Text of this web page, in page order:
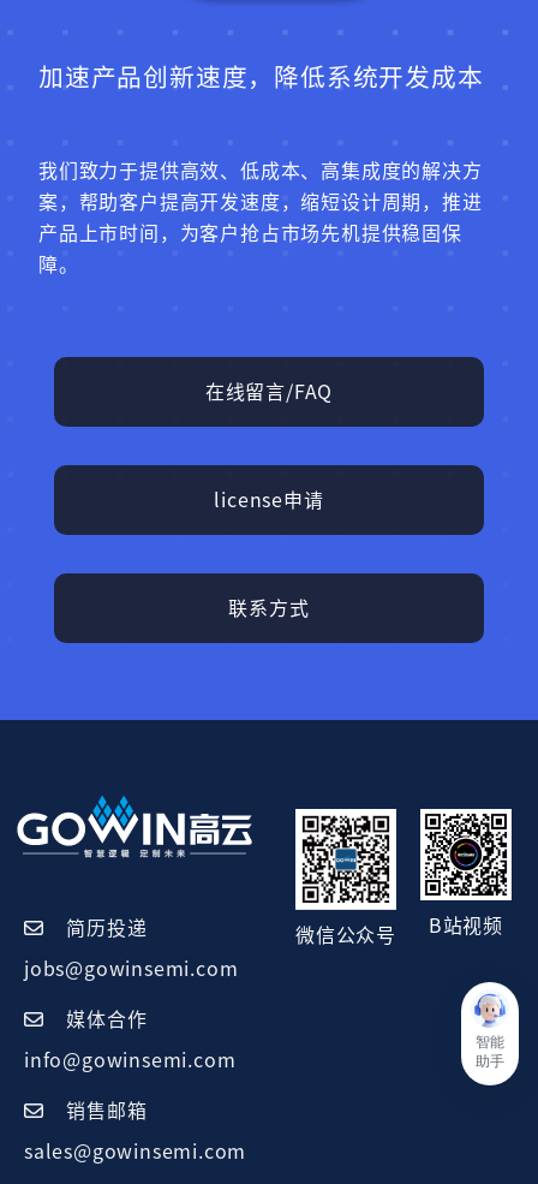
加速产品创新速度，降低系统开发成本
我们致力于提供高效、低成本、高集成度的解决方
案，帮助客户提高开发速度，缩短设计周期，推进
产品上市时间，为客户抢占市场先机提供稳固保
障。
在线留言/FAQ
license申请
联系方式
简历投递
jobs@gowinsemi.com
媒体合作
info@gowinsemi.com
销售邮箱
sales@gowinsemi.com
微信公众号
B站视频
智能
助手